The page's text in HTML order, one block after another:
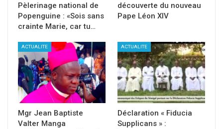
Pèlerinage national de
Popenguine : «Sois sans
crainte Marie, car tu…
découverte du nouveau
Pape Léon XIV
ACTUALITE
Mgr Jean Baptiste
Valter Manga
ACTUALITE
Déclaration « Fiducia
Supplicans » :